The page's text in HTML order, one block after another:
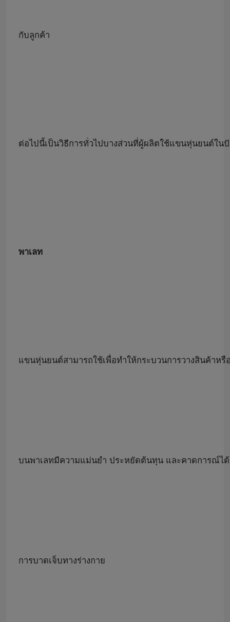
กับลูกค้า
ต่อไปนี้เป็นวิธีการทั่วไปบางส่วนที่ผู้ผลิตใช้แขนหุ่นยนต์ใน
พาเลท
แขนหุ่นยนต์สามารถใช้เพื่อทำให้กระบวนการวางสินค้า
บนพาเลทมีความแม่นยำ ประหยัดต้นทุน และคาดการณ์ไ
การบาดเจ็บทางร่างกาย